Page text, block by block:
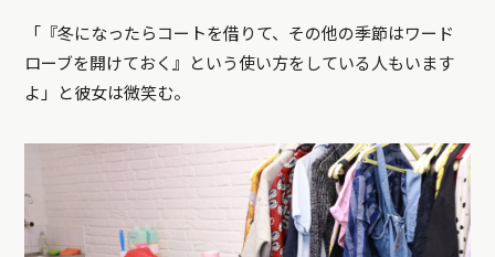
「『冬になったらコートを借りて、その他の季節はワード
ローブを開けておく』という使い方をしている人もいます
よ」と彼女は微笑む。